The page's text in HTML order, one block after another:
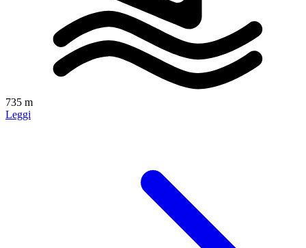
735 m
Leggi